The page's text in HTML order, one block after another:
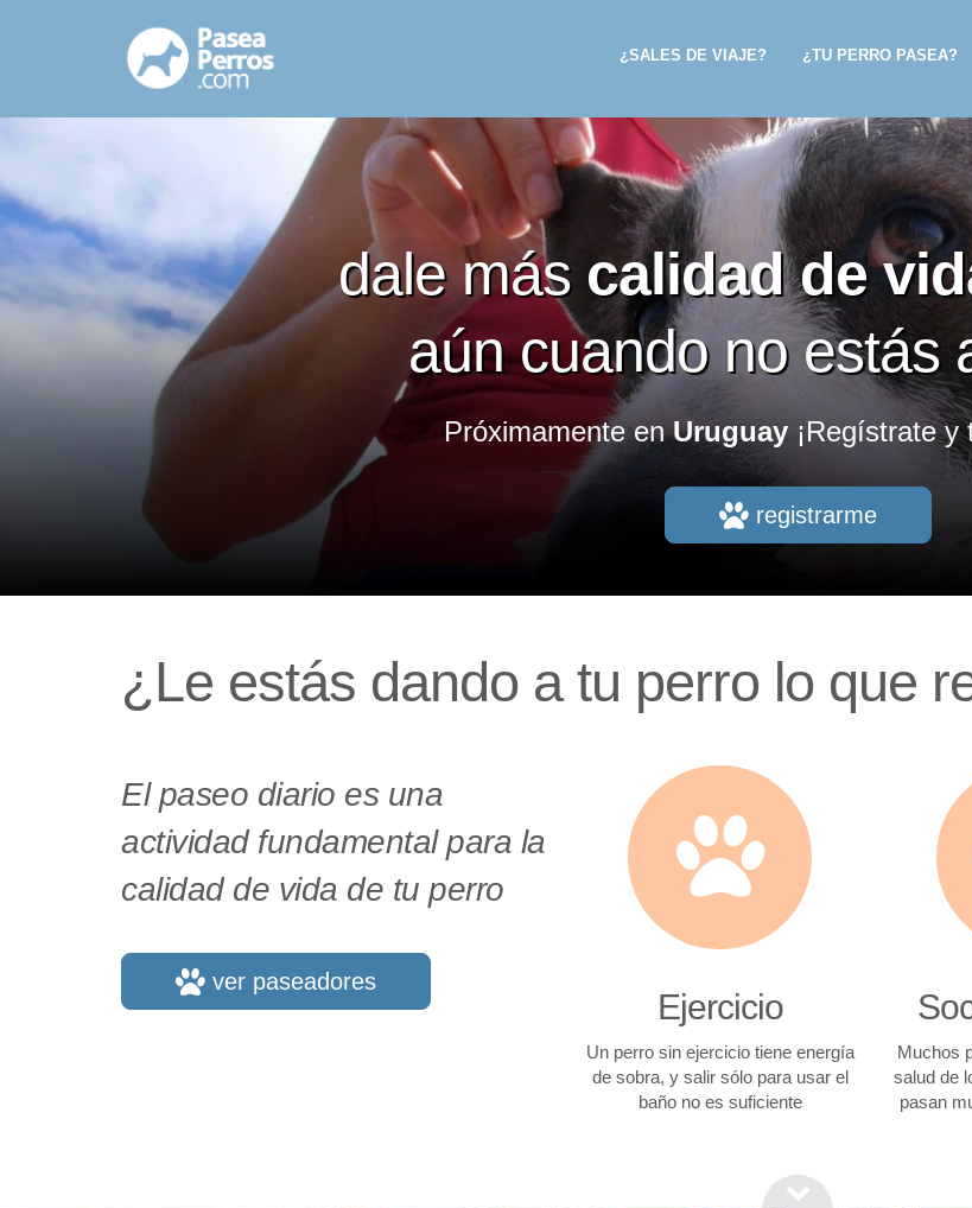
¿SALES DE VIAJE? ¿TU PERRO PASEA?
dale más calidad de
aún cuando no estás
Próximamente enUruguay ¡Regístrate y
registrarme
¿Le estás dando a tu perro lo que
El paseo diario es una
actividad fundamental para la
calidad de vida de tu perro
ver paseadores
Ejercicio
Un perro sin ejercicio tiene energía
de sobra, y salir sólo para usar el
baño no es suficiente
Muchos
salud de
pasan